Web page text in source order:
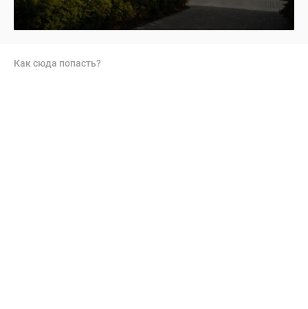
Как сюда попасть?